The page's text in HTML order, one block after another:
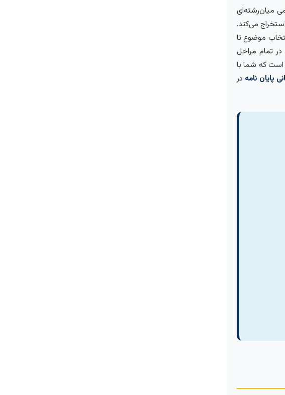
میان‌رشته‌ای
می‌کند.
موضوع تا
در تمام مراحل
است که شما با
پایان نامه در